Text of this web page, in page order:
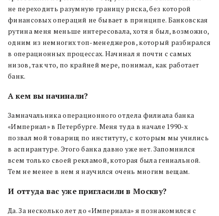
не переходить разумную границу риска, без которой
финансовых операций не бывает в принципе. Банковская
рутина меня меньше интересовала, хотя я был, возможно,
одним из немногих топ-менеджеров, который разбирался
в операционных процессах. Начинал я почти с самых
низов, так что, по крайней мере, понимал, как работает
банк.
А кем вы начинали?
Замначальника операционного отдела филиала банка
«Империал» в Петербурге. Меня туда в начале 1990-х
позвал мой товарищ по институту, с которым мы учились
в аспирантуре. Этого банка давно уже нет. Запомнился
всем только своей рекламой, которая была гениальной.
Тем не менее в нем я научился очень многим вещам.
И оттуда вас уже пригласили в Москву?
Да. За несколько лет до «Империала» я познакомился с